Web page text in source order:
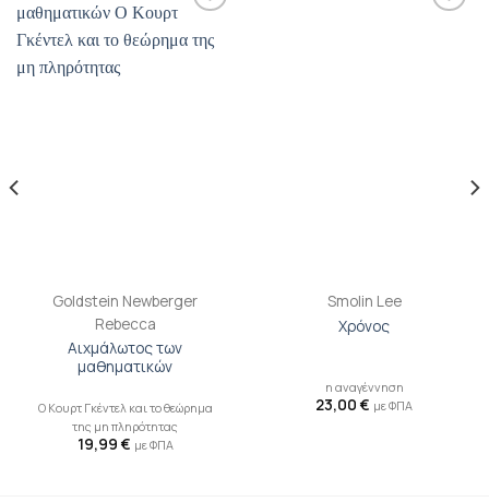
Προσθήκη
βιβλίου
Goldstein Newberger
Rebecca
Αιχμάλωτος των
μαθηματικών
Ο Κουρτ Γκέντελ και το θεώρημα
της μη πληρότητας
19,99 € με ΦΠΑ
Smolin Lee
Χρόνος
η αναγέννηση
23,00 € με ΦΠΑ